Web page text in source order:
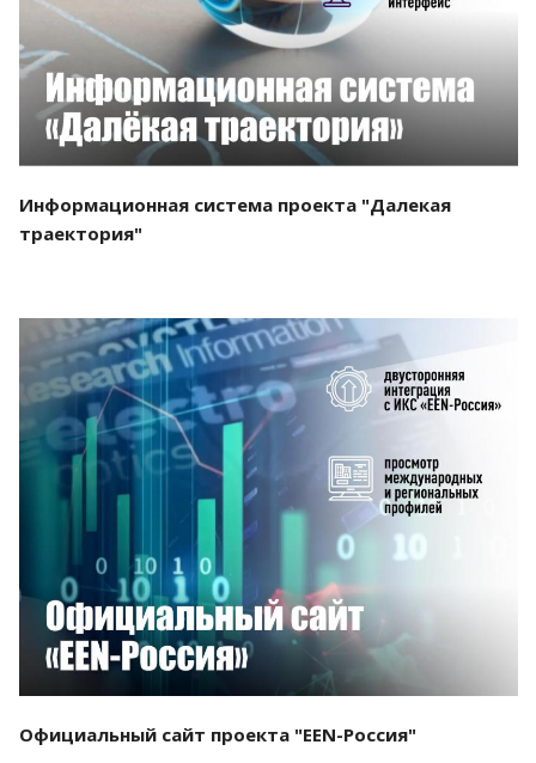
Информационная система проекта "Далекая
траектория"
Смотреть проект
Официальный сайт проекта "EEN-Россия"